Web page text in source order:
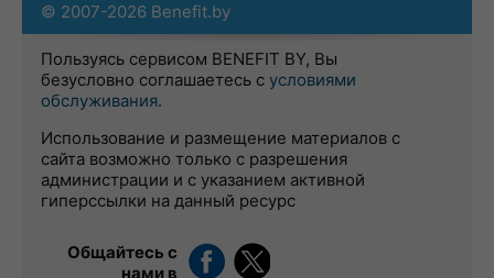
© 2007-2026 Benefit.by
Пользуясь сервисом BENEFIT BY, Вы
безусловно соглашаетесь с условиями
обслуживания.
Использование и размещение материалов с
сайта возможно только с разрешения
администрации и с указанием активной
гиперссылки на данный ресурс
Общайтесь с
нами в